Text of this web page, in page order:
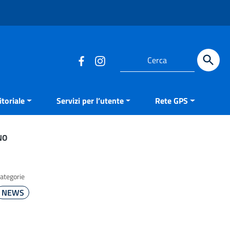
Cerca
Servizi per l’utente Rete GPS
NEWS